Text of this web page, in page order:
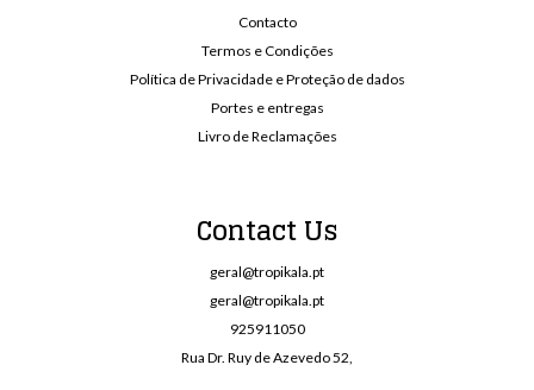
Contacto
Termos e Condições
Política de Privacidade e Proteção de dados
Portes e entregas
Livro de Reclamações
Contact Us
geral@tropikala.pt
geral@tropikala.pt
925911050
Rua Dr. Ruy de Azevedo 52,